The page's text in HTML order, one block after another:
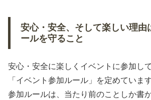
安心・安全、そして楽しい理由
ールを守ること
安心・安全に楽しくイベントに参加し
「イベント参加ルール」を定めています
参加ルールは、当たり前のことしか書